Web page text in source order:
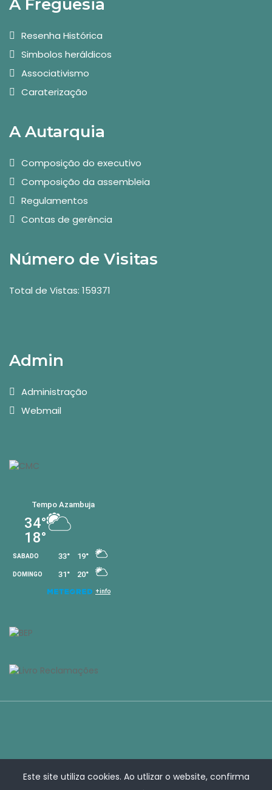
Este site utiliza cookies. Ao utlizar o website, confirma
A Freguesia
Resenha Histórica
Simbolos heráldicos
Associativismo
Caraterização
A Autarquia
Composição do executivo
Composição da assembleia
Regulamentos
Contas de gerência
Número de Visitas
Total de Vistas: 159371
Admin
Administração
Webmail